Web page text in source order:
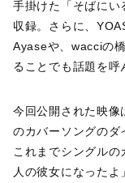
手掛けた「そばにい
収録。さらに、
Ayaseや、wacciの
ることでも話題を呼
今回公開された映像
のカバーソングのダ
これまでシングル
人の彼女になった